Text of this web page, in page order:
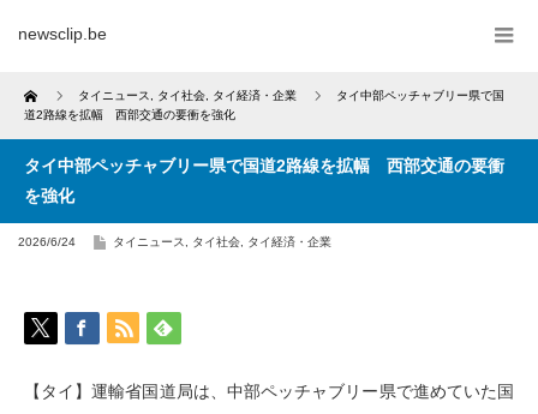
newsclip.be
Home タイニュース タイ社会 タイ経済・企業
タイ中部ペッチャブリー県で国
道2路線を拡幅 西部交通の要衝を強化
タイ中部ペッチャブリー県で国道2路線を拡幅 西部交通の要衝
を強化
2026/6/24 タイニュース タイ社会 タイ経済・企業
【タイ】運輸省国道局は、中部ペッチャブリー県で進めていた国